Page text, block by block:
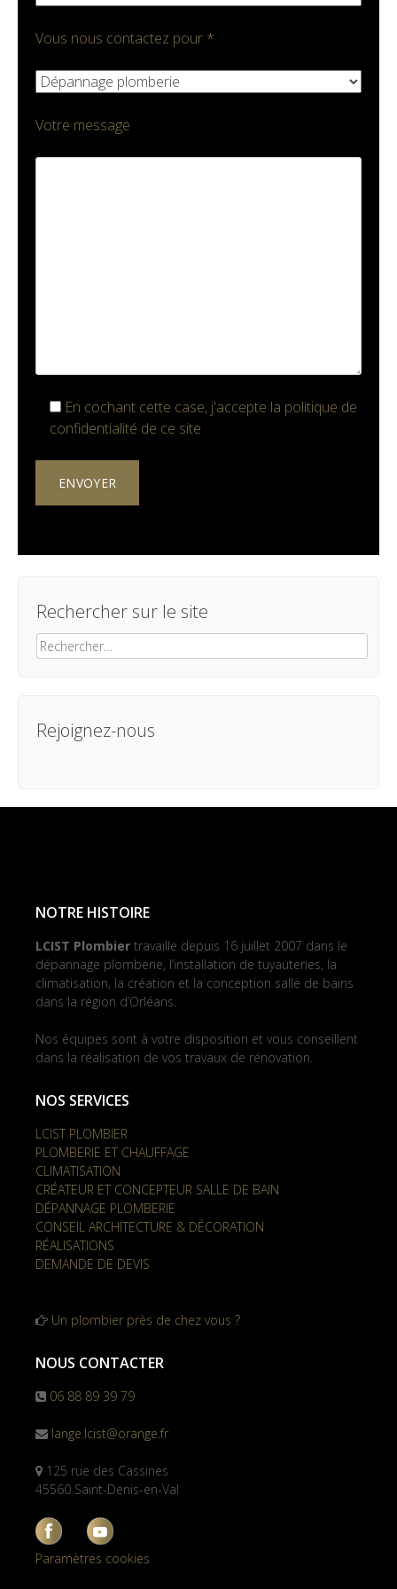
Vous nous contactez pour *
Votre message
En cochant cette case, j'accepte la politique de
confidentialité de ce site
Rechercher sur le site
Rechercher :
Rejoignez-nous
NOTRE HISTOIRE
LCIST Plombier travaille depuis 16 juillet 2007 dans le
dépannage plomberie, l’installation de tuyauteries, la
climatisation, la création et la conception salle de bains
dans la région d’Orléans.
Nos équipes sont à votre disposition et vous conseillent
dans la réalisation de vos travaux de rénovation.
NOS SERVICES
LCIST PLOMBIER
PLOMBERIE ET CHAUFFAGE
CLIMATISATION
CRÉATEUR ET CONCEPTEUR SALLE DE BAIN
DÉPANNAGE PLOMBERIE
CONSEIL ARCHITECTURE & DÉCORATION
RÉALISATIONS
DEMANDE DE DEVIS
Un plombier près de chez vous ?
NOUS CONTACTER
06 88 89 39 79
lange.lcist@orange.fr
125 rue des Cassines
45560 Saint-Denis-en-Val
Paramètres cookies